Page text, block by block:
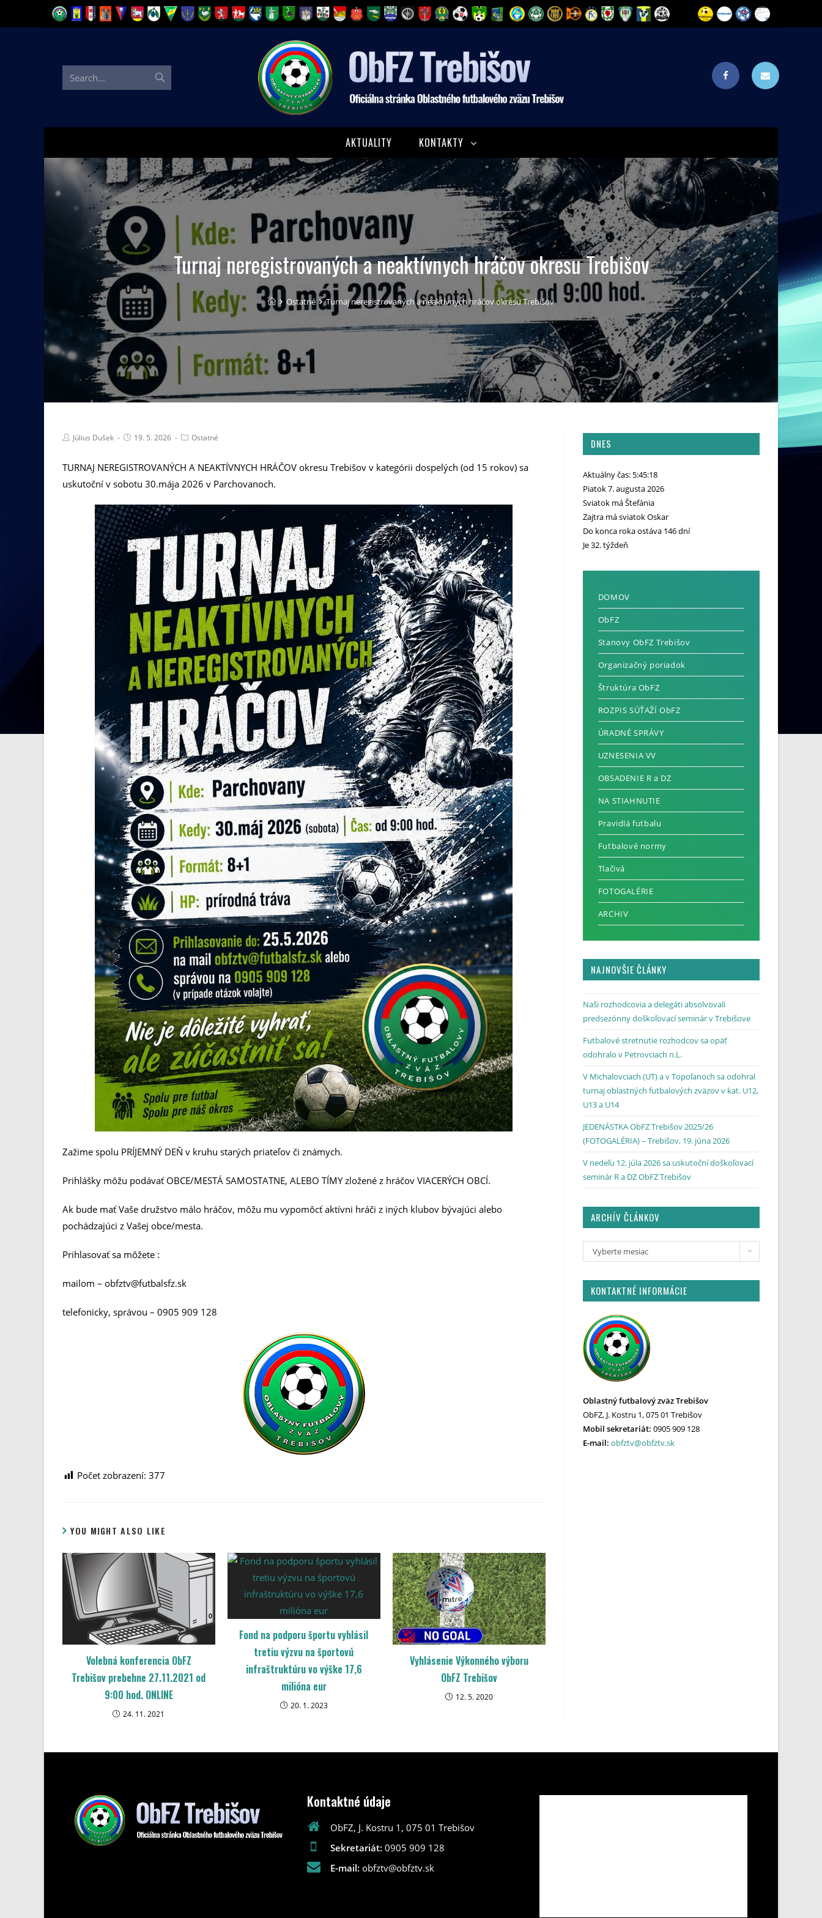
Search...
AKTUALITY KONTAKTY
Turnaj neregistrovaných a neaktívnych hráčov okresu Trebišov
Ostatné Turnaj neregistrovaných a neaktívnych hráčov okresu Trebišov
Július Dušek 19. 5. 2026 Ostatné
TURNAJ NEREGISTROVANÝCH A NEAKTÍVNYCH HRÁČOV okresu Trebišov v kategórii dospelých (od 15 rokov) sa
uskutoční v sobotu 30.mája 2026 v Parchovanoch.
Zažime spolu PRÍJEMNÝ DEŇ v kruhu starých priateľov či známych.
Prihlášky môžu podávať OBCE/MESTÁ SAMOSTATNE, ALEBO TÍMY zložené z hráčov VIACERÝCH OBCÍ.
Ak bude mať Vaše družstvo málo hráčov, môžu mu vypomôcť aktívni hráči z iných klubov bývajúci alebo
pochádzajúci z Vašej obce/mesta.
Prihlasovať sa môžete :
mailom – obfztv@futbalsfz.sk
telefonicky, správou – 0905 909 128
Počet zobrazení: 377
YOU MIGHT ALSO LIKE
Volebná konferencia ObFZ
Trebišov prebehne 27.11.2021 od
9:00 hod. ONLINE
24. 11. 2021
Fond na podporu športu vyhlásil
tretiu výzvu na športovú
infraštruktúru vo výške 17,6
milióna eur
20. 1. 2023
Vyhlásenie Výkonného výboru
ObFZ Trebišov
12. 5. 2020
DNES
Aktuálny čas: 5:45:19
Piatok 7. augusta 2026
Sviatok má Štefánia
Zajtra má sviatok Oskar
Do konca roka ostáva 146 dní
Je 32. týždeň
DOMOV
ObFZ
Stanovy ObFZ Trebišov
Organizačný poriadok
Štruktúra ObFZ
ROZPIS SÚŤAŽÍ ObFZ
ÚRADNÉ SPRÁVY
UZNESENIA VV
OBSADENIE R a DZ
NA STIAHNUTIE
Pravidlá futbalu
Futbalové normy
Tlačivá
FOTOGALÉRIE
ARCHIV
NAJNOVŠIE ČLÁNKY
Naši rozhodcovia a delegáti absolvovali
predsezónny doškoľovací seminár v Trebišove
Futbalové stretnutie rozhodcov sa opäť
odohralo v Petrovciach n.L.
V Michalovciach (UT) a v Topoľanoch sa odohral
turnaj oblastných futbalových zväzov v kat. U12,
U13 a U14
JEDENÁSTKA ObFZ Trebišov 2025/26
(FOTOGALÉRIA) – Trebišov, 19. júna 2026
V nedeľu 12. júla 2026 sa uskutoční doškoľovací
seminár R a DZ ObFZ Trebišov
ARCHÍV ČLÁNKOV
Vyberte mesiac
KONTAKTNÉ INFORMÁCIE
Oblastný futbalový zväz Trebišov
ObFZ, J. Kostru 1, 075 01 Trebišov
Mobil sekretariát: 0905 909 128
E-mail: obfztv@obfztv.sk
Kontaktné údaje
ObFZ, J. Kostru 1, 075 01 Trebišov
Sekretariát: 0905 909 128
E-mail: obfztv@obfztv.sk